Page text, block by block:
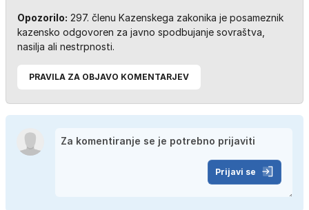
Opozorilo: 297. členu Kazenskega zakonika je posameznik
kazensko odgovoren za javno spodbujanje sovraštva,
nasilja ali nestrpnosti.
PRAVILA ZA OBJAVO KOMENTARJEV
Prijavi se